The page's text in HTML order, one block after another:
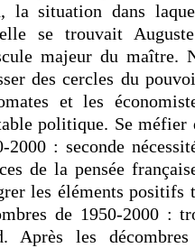
la situation dans
se trouvait
majeur du maître.
des cercles du
et les
politique. Se méfier
2000 : seconde
de la pensée
les éléments positifs
de 1950-2000 :
Après les